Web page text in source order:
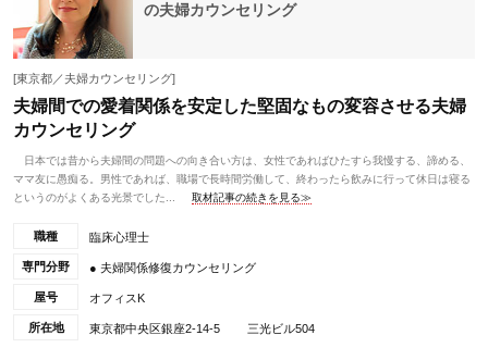
の夫婦カウンセリング
[東京都／夫婦カウンセリング]
夫婦間での愛着関係を安定した堅固なもの変容させる夫婦
カウンセリング
日本では昔から夫婦間の問題への向き合い方は、女性であればひたすら我慢する、諦める、
ママ友に愚痴る。男性であれば、職場で長時間労働して、終わったら飲みに行って休日は寝る
というのがよくある光景でした...
取材記事の続きを見る≫
職種 臨床心理士
専門分野 ● 夫婦関係修復カウンセリング
屋号 オフィスK
所在地 東京都中央区銀座2-14-5 三光ビル504